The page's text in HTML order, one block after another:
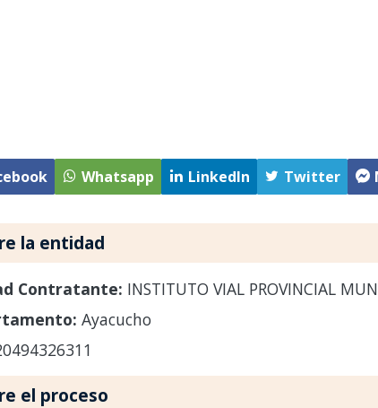
Whatsapp LinkedIn Twitter
la entidad
Contratante: INSTITUTO VIAL PROVINCIAL
Ayacucho
el proceso